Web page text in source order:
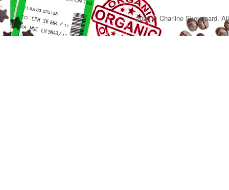
2026 © Charline Skovgaard.